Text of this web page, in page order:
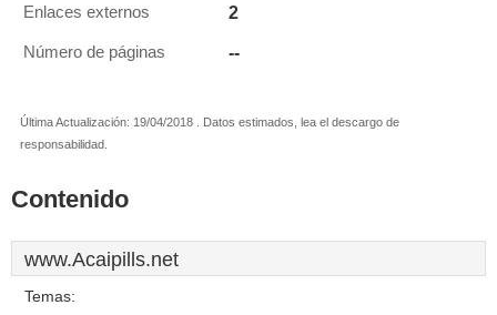
Enlaces externos 2
Número de páginas --
Última Actualización: 19/04/2018 . Datos estimados, lea el descargo de
responsabilidad.
Contenido
www.Acaipills.net
Temas: